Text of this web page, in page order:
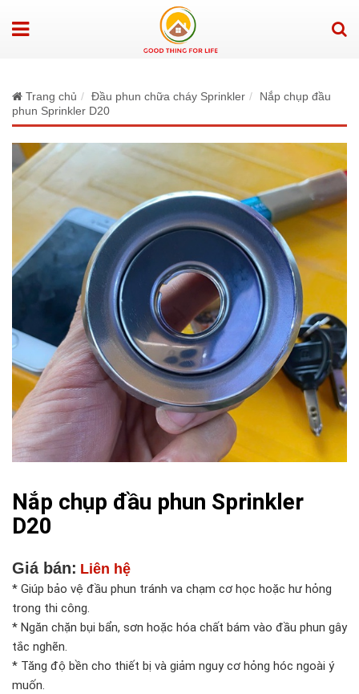
Trang chủ Đầu phun chữa cháy Sprinkler
Nắp chụp đầu
phun Sprinkler D20
Nắp chụp đầu phun Sprinkler
D20
Giá bán: Liên hệ
* Giúp bảo vệ đầu phun tránh va chạm cơ học hoặc hư hỏng
trong thi công.
* Ngăn chặn bụi bẩn, sơn hoặc hóa chất bám vào đầu phun gây
tắc nghẽn.
* Tăng độ bền cho thiết bị và giảm nguy cơ hỏng hóc ngoài ý
muốn.